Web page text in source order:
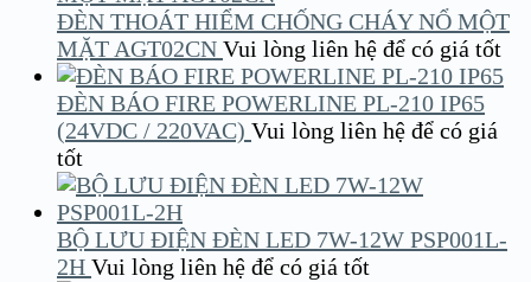
ĐÈN THOÁT HIỂM CHỐNG CHÁY NỔ MỘT
MẶT AGT02CN Vui lòng liên hệ để có giá tốt
ĐÈN BÁO FIRE POWERLINE PL-210 IP65
(24VDC / 220VAC) Vui lòng liên hệ để có giá
tốt
BỘ LƯU ĐIỆN ĐÈN LED 7W-12W PSP001L-
2H Vui lòng liên hệ để có giá tốt